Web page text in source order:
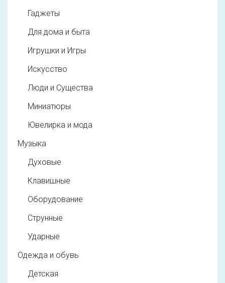
Гаджеты
Для дома и быта
Игрушки и Игры
Искусство
Люди и Существа
Миниатюры
Ювелирка и мода
Музыка
Духовые
Клавишные
Оборудование
Струнные
Ударные
Одежда и обувь
Детская